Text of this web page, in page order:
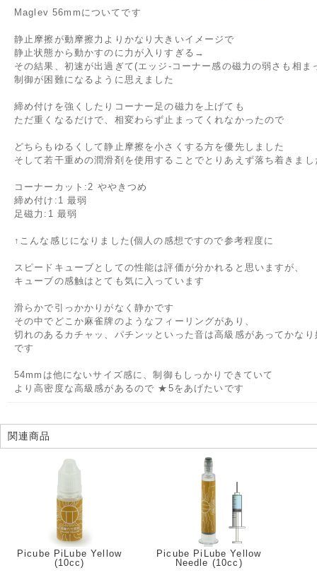
Maglev 56mmについてです
静止摩擦が動摩擦力よりかなり大きいイメージで
静止状態から動かすのに力が入りすぎる→
その結果、初速が出過ぎて(エッジ-コーナー感の磁力の弱さも相ま
制御が困難になるように思えました
締め付けを強くしたりコーナー足の磁力を上げても
ただ重くなるだけで、相変わらず止まってくれなかったので
どちらもゆるくして静止摩擦を小さくする方を優先しました
そして若干重めの潤滑剤を使用することでとりあえず落ち着きまし
コーナーカット:2 ややきつめ
締め付け:1 最弱
足磁力:1 最弱
↑こんな感じになりました(個人の感想ですので参考程度に
スピードキューブとしての性能は評価が分かれると思いますが、
キューブの感触はとても気に入っています
滑らかで引っかかりがなく静かです
その中でどこか麻雀牌のようなフィーリングがあり、
切れのあるカチャッ、パチンッといった音は高級感があってかなり
です
54mmは他にないサイズ感に、制御もしっかりできていて
より高密度な高級感があるので ★5をあげたいです
関連商品
Picube PiLube Yellow
(10cc)
Picube PiLube Yellow
Needle (10cc)